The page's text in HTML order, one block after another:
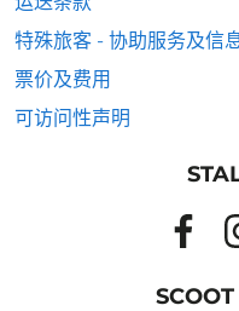
特殊旅客 - 协助服务及信
票价及费用
可访问性声明